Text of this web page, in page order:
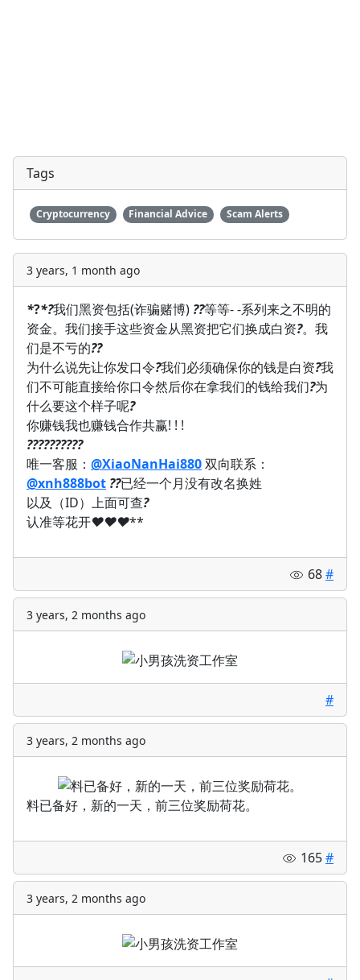
Tags
Cryptocurrency Financial Advice Scam Alerts
3 years, 1 month ago
*?*?我们黑资包括(诈骗赌博) ??等等- -系列来之不明的
资金。我们接手这些资金从黑资把它们换成白资?。我
们是不亏的??
为什么说先让你发口令?我们必须确保你的钱是白资?我
们不可能直接给你口令然后你在拿我们的钱给我们?为
什么要这个样子呢?
你赚钱我也赚钱合作共赢! ! !
??????????
唯一客服： @XiaoNanHai880双向联系：
@xnh888bot ??已经一个月没有改名换姓
以及（ID）上面可查?
认准等花开❤️❤️❤️**
68#
3 years, 2 months ago
#
3 years, 2 months ago
料已备好，新的一天，前三位奖励荷花。
165#
3 years, 2 months ago